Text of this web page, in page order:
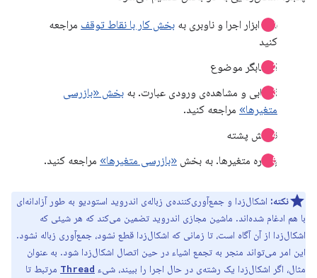
نوار ابزار اجرا و ناوبری به بخش کار با نقاط توقف مراجعه
کنید
انتخابگر موضوع
ارزیابی و مشاهده‌ی ورودی عبارت. به بخش «بازرسی
متغیرها» مراجعه کنید.
نمایش پشته
پنجره متغیرها. به بخش «بازرسی متغیرها» مراجعه کنید.
نکته: اشکال‌زدا و جمع‌آوری‌کننده‌ی زباله‌ی اندروید استودیو به طور آزادانه‌ای
با هم ادغام شده‌اند. ماشین مجازی اندروید تضمین می‌کند که هر شیئی که
اشکال‌زدا از آن آگاه است، تا زمانی که اشکال‌زدا قطع نشود، جمع‌آوری زباله نشود.
این امر می‌تواند منجر به تجمع اشیاء در حین اتصال اشکال‌زدا شود. به عنوان
مثال، اگر اشکال‌زدا یک رشته‌ی در حال اجرا را ببیند، شیء Thread مرتبط تا